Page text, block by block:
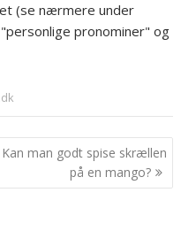
(se nærmere under
pronominer" og
Kan man godt spise skrællen
på en mango?